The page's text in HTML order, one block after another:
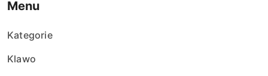
Menu
Kategorie
Klawo